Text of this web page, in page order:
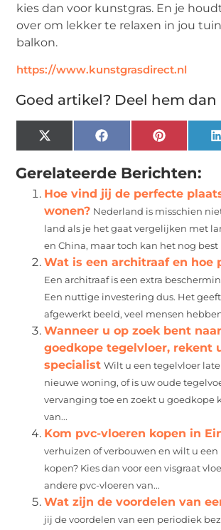
kies dan voor kunstgras. En je
over om lekker te relaxen in jou
balkon.
https://www.kunstgrasdirect.nl
Goed artikel? Deel hem dan
X
(Twitter)
FacebookPinterest
Gerelateerde Berichten:
Hoe vind jij de perfecte
wonen? Nederland is misschien
land als je het gaat vergelijken met
en China, maar toch kan het nog best
Wat is een architraaf en hoe
Een architraaf is een extra
Een nuttige investering dus. Het
afgewerkt beeld, veel mensen
Wanneer u op zoek bent
goedkope tegelvloer, rekent
specialist Wilt u een tegelvloer
nieuwe woning, of is uw oude
vervanging toe en zoekt u goedkope
van...
Kom pvc-vloeren kopen in
verhuizen of verbouwen en wilt u een
kopen? Kies dan voor een visgraat
andere pvc-vloeren van...
Wat zijn de voordelen van
jij de voordelen van een periodiek